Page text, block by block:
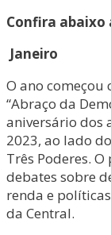
Confira abaixo
Janeiro
O ano começou
“Abraço da
aniversário dos
2023, ao lado
Três Poderes.
debates sobre
renda e
da Central.